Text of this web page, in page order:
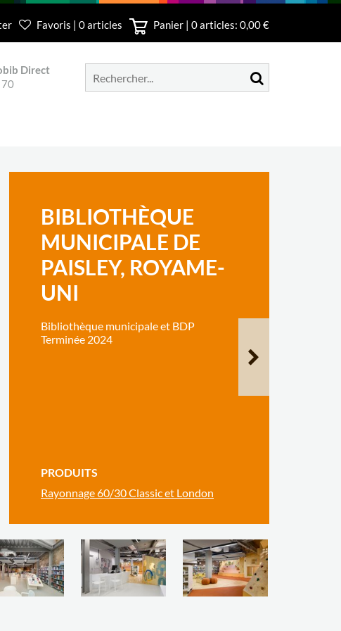
Favoris | 0 articles Panier | 0articles: 0,00 €
Direct
BIBLIOTHÈQUE
MUNICIPALE DE
PAISLEY, ROYAME-
UNI
Bibliothèque municipale et BDP
Terminée 2024
PRODUITS
Rayonnage 60/30 Classic et London